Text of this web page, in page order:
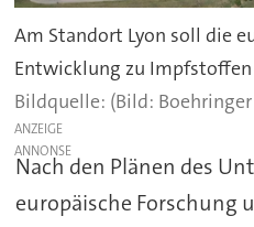
Am Standort Lyon soll die
Entwicklung zu
(Bild:
ANZEIGE
Nach den Plänen des
europäische Forschung